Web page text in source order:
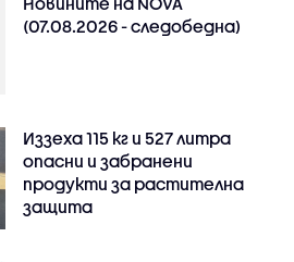
(07.08.2026 - следобедна)
Иззеха 115 кг и 527 литра
опасни и забранени
продукти за растителна
защита